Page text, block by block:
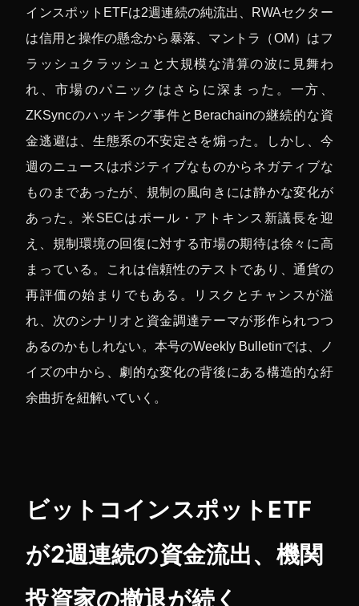
インスポットETFは2週連続の純流出、RWAセクター
は信用と操作の懸念から暴落、マントラ（OM）はフ
ラッシュクラッシュと大規模な清算の波に見舞わ
れ、市場のパニックはさらに深まった。一方、
ZKSyncのハッキング事件とBerachainの継続的な資
金逃避は、生態系の不安定さを煽った。しかし、今
週のニュースはポジティブなものからネガティブな
ものまであったが、規制の風向きには静かな変化が
あった。米SECはポール・アトキンス新議長を迎
え、規制環境の回復に対する市場の期待は徐々に高
まっている。これは信頼性のテストであり、通貨の
再評価の始まりでもある。リスクとチャンスが溢
れ、次のシナリオと資金調達テーマが形作られつつ
あるのかもしれない。本号のWeekly Bulletinでは、ノ
イズの中から、劇的な変化の背後にある構造的な紆
余曲折を紐解いていく。
ビットコインスポットETF
が2週連続の資金流出、機関
投資家の撤退が続く